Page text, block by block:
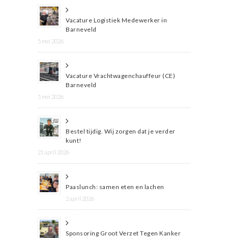
Vacature Logistiek Medewerker in
Barneveld
5 mei 2026
Vacature Vrachtwagenchauffeur (CE)
Barneveld
5 mei 2026
Bestel tijdig. Wij zorgen dat je verder
kunt!
21 april 2026
Paaslunch: samen eten en lachen
2 april 2026
Sponsoring Groot Verzet Tegen Kanker